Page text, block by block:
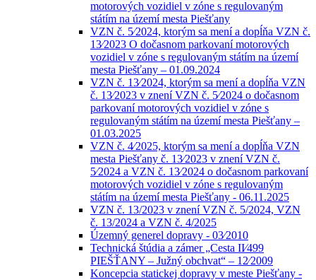
motorových vozidiel v zóne s regulovaným
státím na území mesta Piešťany
VZN č. 5⁄2024, ktorým sa mení a dopĺňa VZN č.
13⁄2023 O dočasnom parkovaní motorových
vozidiel v zóne s regulovaným státím na území
mesta Piešťany – 01.09.2024
VZN č. 13⁄2024, ktorým sa mení a dopĺňa VZN
č. 13⁄2023 v znení VZN č. 5⁄2024 o dočasnom
parkovaní motorových vozidiel v zóne s
regulovaným státím na území mesta Piešťany –
01.03.2025
VZN č. 4⁄2025, ktorým sa mení a dopĺňa VZN
mesta Piešťany č. 13⁄2023 v znení VZN č.
5⁄2024 a VZN č. 13⁄2024 o dočasnom parkovaní
motorových vozidiel v zóne s regulovaným
státím na území mesta Piešťany - 06.11.2025
VZN č. 13/2023 v znení VZN č. 5/2024, VZN
č. 13/2024 a VZN č. 4/2025
Územný generel dopravy - 03⁄2010
Technická štúdia a zámer „Cesta II⁄499
PIEŠŤANY – Južný obchvat“ – 12⁄2009
Koncepcia statickej dopravy v meste Piešťany -